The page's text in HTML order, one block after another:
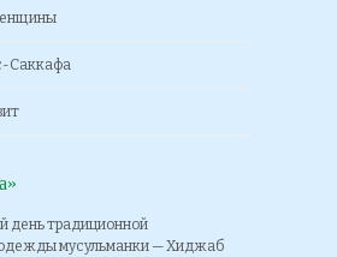
Саккафа
традиционной
мусульманки — Хиджаб